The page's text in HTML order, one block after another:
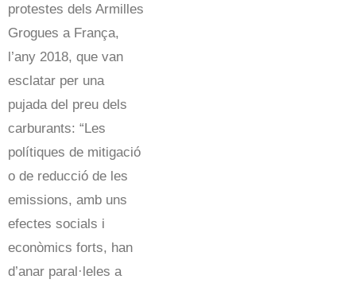
protestes dels Armilles
Grogues a França,
l’any 2018, que van
esclatar per una
pujada del preu dels
carburants: “Les
polítiques de mitigació
o de reducció de les
emissions, amb uns
efectes socials i
econòmics forts, han
d’anar paral·leles a